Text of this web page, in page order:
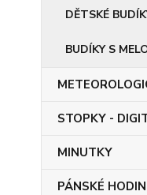
DĚTSKÉ
BUDÍKY S
STOPKY -
MINUTKY
PÁNSKÉ